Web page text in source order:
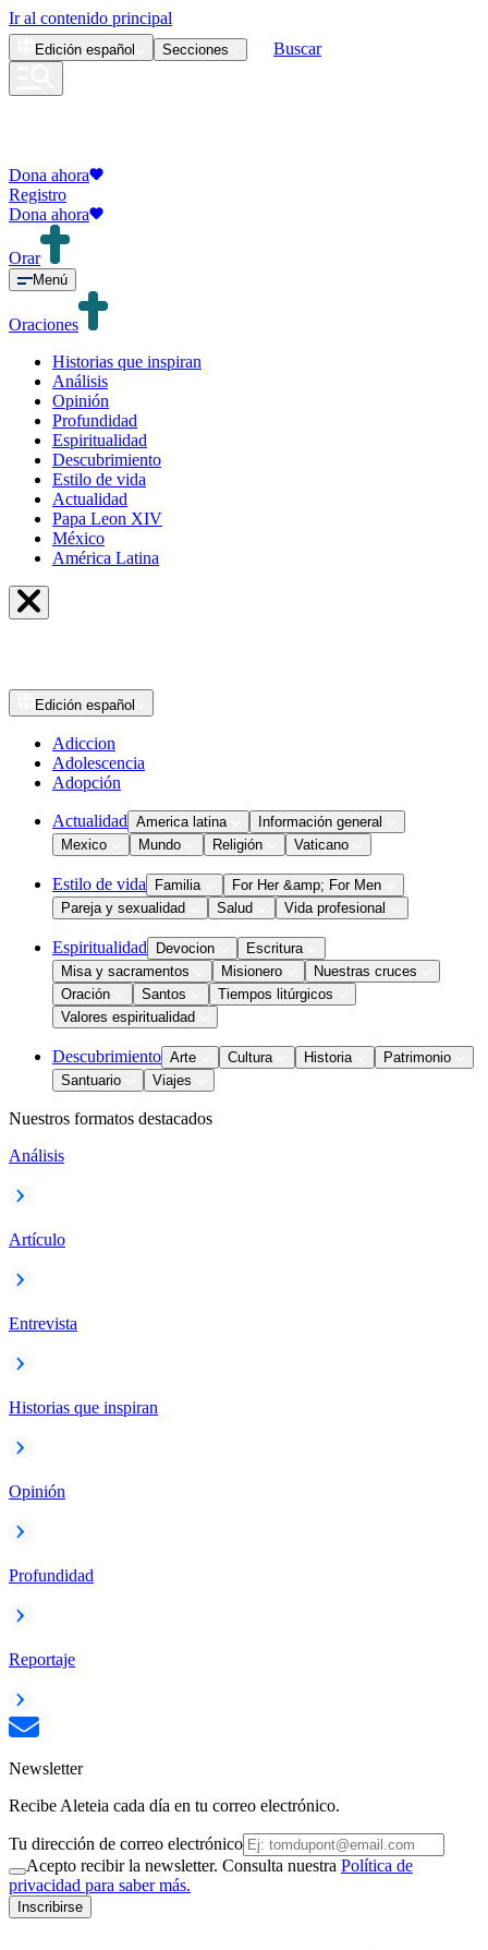
Ir al contenido principal
Edición español Secciones Buscar
Dona ahora
Registro
Dona ahora
Orar
Menú
Oraciones
Historias que inspiran
Análisis
Opinión
Profundidad
Espiritualidad
Descubrimiento
Estilo de vida
Actualidad
Papa Leon XIV
México
América Latina
Edición español
Adiccion
Adolescencia
Adopción
Actualidad America latina
Información general
Mexico
Mundo Religión Vaticano
Estilo de vida Familia
For Her &amp; For Men
Pareja y sexualidad
Salud Vida profesional
Espiritualidad Devocion
Escritura
Misa y sacramentos
Misionero
Nuestras cruces
Oración
Santos
Tiempos litúrgicos
Valores espiritualidad
Descubrimiento Arte Cultura Historia
Patrimonio
Santuario
Viajes
Nuestros formatos destacados
Análisis
Artículo
Entrevista
Historias que inspiran
Opinión
Profundidad
Reportaje
Newsletter
Recibe Aleteia cada día en tu correo electrónico.
Tu dirección de correo electrónico
Acepto recibir la newsletter. Consulta nuestra Política de
privacidad para saber más.
Inscribirse